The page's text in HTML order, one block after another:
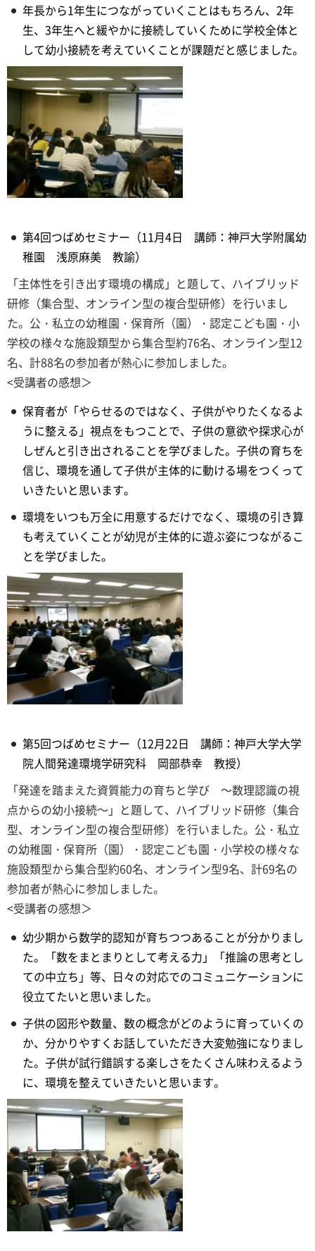
年長から1年生につながっていくことはもちろん、2年
生、3年生へと緩やかに接続していくために学校全体と
して幼小接続を考えていくことが課題だと感じました。
第4回つばめセミナー（11月4日 講師：神戸大学附属幼
稚園 浅原麻美 教諭）
「主体性を引き出す環境の構成」と題して、ハイブリッド
研修（集合型、オンライン型の複合型研修）を行いまし
た。公・私立の幼稚園・保育所（園）・認定こども園・小
学校の様々な施設類型から集合型約76名、オンライン型12
名、計88名の参加者が熱心に参加しました。
<受講者の感想＞
保育者が「やらせるのではなく、子供がやりたくなるよ
うに整える」視点をもつことで、子供の意欲や探求心が
しぜんと引き出されることを学びました。子供の育ちを
信じ、環境を通して子供が主体的に動ける場をつくって
いきたいと思います。
環境をいつも万全に用意するだけでなく、環境の引き算
も考えていくことが幼児が主体的に遊ぶ姿につながるこ
とを学びました。
第5回つばめセミナー（12月22日 講師：神戸大学大学
院人間発達環境学研究科 岡部恭幸 教授）
「発達を踏まえた資質能力の育ちと学び ～数理認識の視
点からの幼小接続～」と題して、ハイブリッド研修（集合
型、オンライン型の複合型研修）を行いました。公・私立
の幼稚園・保育所（園）・認定こども園・小学校の様々な
施設類型から集合型約60名、オンライン型9名、計69名の
参加者が熱心に参加しました。
<受講者の感想＞
幼少期から数学的認知が育ちつつあることが分かりまし
た。「数をまとまりとして考える力」「推論の思考とし
ての中立ち」等、日々の対応でのコミュニケーションに
役立てたいと思いました。
子供の図形や数量、数の概念がどのように育っていくの
か、分かりやすくお話していただき大変勉強になりまし
た。子供が試行錯誤する楽しさをたくさん味わえるよう
に、環境を整えていきたいと思います。